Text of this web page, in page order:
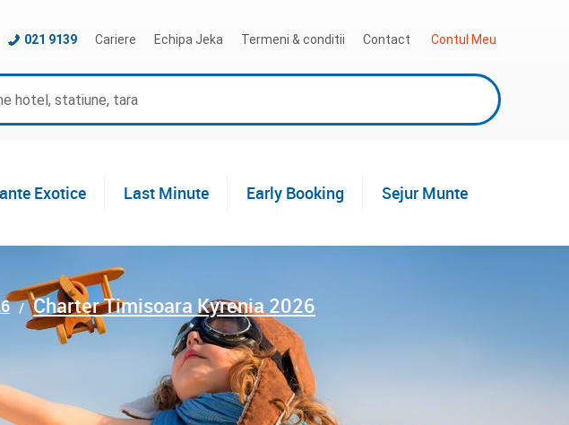
Cariere Echipa Jeka Termeni & conditii Contact Contul Meu
021 9139
Exotice Last Minute Early Booking Sejur Munte
Charter Timisoara Kyrenia 2026